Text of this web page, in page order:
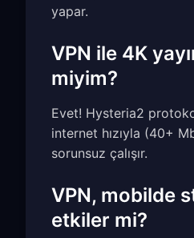
yapar.
VPN ile 4K
miyim?
Evet! Hysteria2
internet hızıyla (40+
sorunsuz çalışır.
VPN, mobilde
etkiler mi?